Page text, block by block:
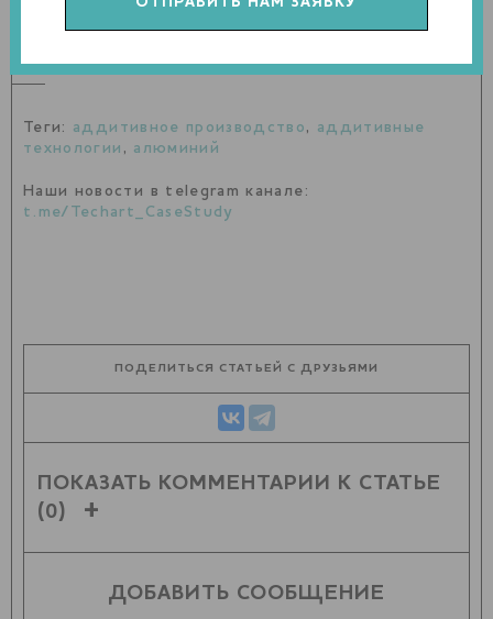
алюминия в ближайшее время получат широкое
Теги: аддитивное производство , аддитивные
технологии , алюминий
Наши новости в telegram канале:
t.me/Techart_CaseStudy
ПОДЕЛИТЬСЯ СТАТЬЕЙ С ДРУЗЬЯМИ
ПОКАЗАТЬ КОММЕНТАРИИ К СТАТЬЕ
(0)
ДОБАВИТЬ СООБЩЕНИЕ